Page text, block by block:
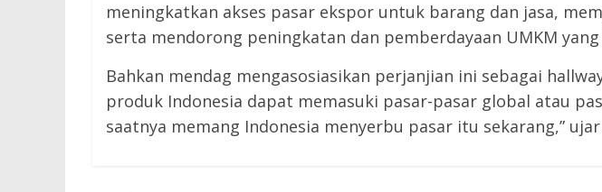
meningkatkan akses pasar ekspor untuk barang dan jasa,
serta mendorong peningkatan dan pemberdayaan UMKM
Bahkan mendag mengasosiasikan perjanjian ini sebagai
produk Indonesia dapat memasuki pasar-pasar global atau
saatnya memang Indonesia menyerbu pasar itu sekarang,”
← Previous
Buka Potensi Baru, Indonesia-Iran